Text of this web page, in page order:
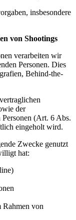
insbesondere
von Shootings
verarbeiten wir
Personen. Dies
Behind-the-
der
(Art. 6 Abs.
eingeholt wird.
Zwecke genutzt
hat:
von